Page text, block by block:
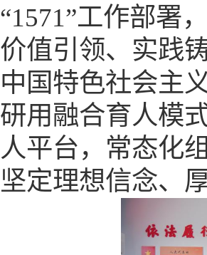
“1571”工作部署
价值引领、实践
中国特色社会主
研用融合育人模
人平台，常态化
坚定理想信念、